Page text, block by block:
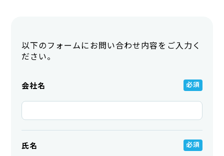
以下のフォームにお問い合わせ内容をご入力く
ださい。
会社名
氏名